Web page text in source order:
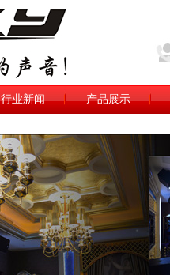
行业新闻 产品展示